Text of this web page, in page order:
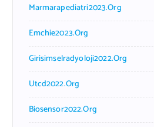
Marmarapediatri2023.org
Emchie2023.org
Girisimselradyoloji2022.org
Utcd2022.org
Biosensor2022.org